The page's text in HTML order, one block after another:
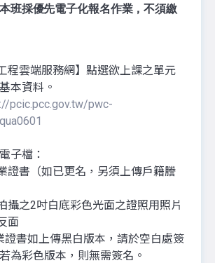
本班採優先電子化報名作業，不須繳
本文件
程雲端服務網】點選欲上課之單元
本資料。
pcic.pcc.gov.tw/pwc-
子檔：
證書（如已更名，另須上傳戶籍謄
攝之2吋白底彩色光面之證照用照片
面
書如上傳黑白版本，請於空白處簽
為彩色版本，則無需簽名。